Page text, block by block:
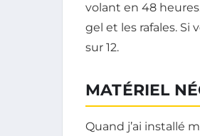
volant en 48
gel et les rafales. Si
sur 12.
MATÉRIEL
Quand j’ai installé